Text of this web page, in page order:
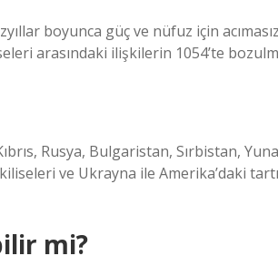
boyunca güç ve nüfuz için
arasındaki ilişkilerin 1054’te
Rusya, Bulgaristan, Sırbistan,
ve Ukrayna ile Amerika’daki
mi?